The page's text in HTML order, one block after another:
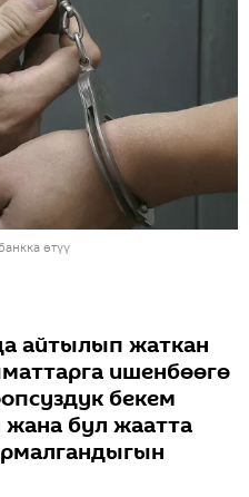
өтүү
айтылып жаткан
ишенбөөгө
бекем
жана бул жаатта